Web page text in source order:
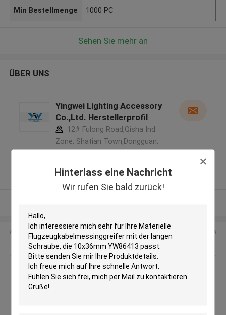
Hinterlass eine Nachricht
Wir rufen Sie bald zurück!
Min Bestellmenge 1000 PC
Sehen Sie mehr an
ÜBER UNS
Yingwei Lighting Accessory
Co.,Ltd. Herstellerprofil
12# Fulong Road,Qisha Ind.
Zone, Shatian Town,Dongguan,
Überprüfter Lieferant
Erhalten Sie den besten Preis für
Materielle
Flugzeugkabelmessinggreifer